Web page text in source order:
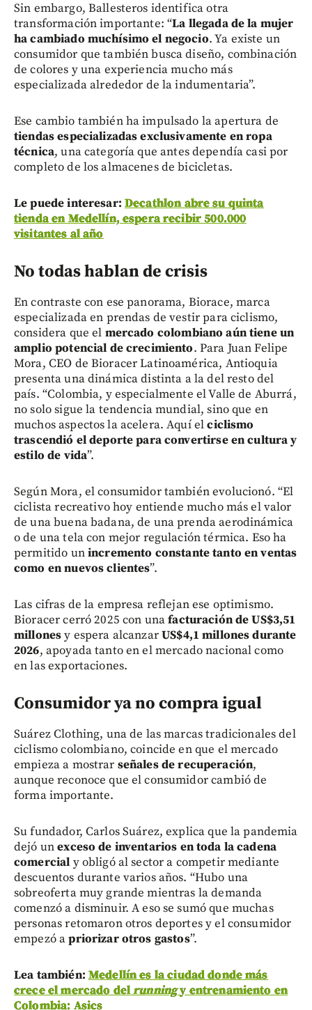
Sin embargo, Ballesteros identifica otra
transformación importante: “La llegada de la mujer
ha cambiado muchísimo el negocio. Ya existe un
consumidor que también busca diseño, combinación
de colores y una experiencia mucho más
especializada alrededor de la indumentaria”.
Ese cambio también ha impulsado la apertura de
tiendas especializadas exclusivamente en ropa
técnica, una categoría que antes dependía casi por
completo de los almacenes de bicicletas.
Le puede interesar: Decathlon abre su quinta
tienda en Medellín, espera recibir 500.000
visitantes al año
No todas hablan de crisis
En contraste con ese panorama, Biorace, marca
especializada en prendas de vestir para ciclismo,
considera que el mercado colombiano aún tiene un
amplio potencial de crecimiento. Para Juan Felipe
Mora, CEO de Bioracer Latinoamérica, Antioquia
presenta una dinámica distinta a la del resto del
país. “Colombia, y especialmente el Valle de Aburrá,
no solo sigue la tendencia mundial, sino que en
muchos aspectos la acelera. Aquí elciclismo
trascendió el deporte para convertirse en cultura y
estilo de vida”.
Según Mora, el consumidor también evolucionó. “El
ciclista recreativo hoy entiende mucho más el valor
de una buena badana, de una prenda aerodinámica
o de una tela con mejor regulación térmica. Eso ha
permitido unincremento constante tanto en ventas
como en nuevos clientes”.
Las cifras de la empresa reflejan ese optimismo.
Bioracer cerró 2025 con unafacturación de US$3,51
millonesy espera alcanzarUS$4,1 millones durante
2026, apoyada tanto en el mercado nacional como
en las exportaciones.
Consumidor ya no compra igual
Suárez Clothing, una de las marcas tradicionales del
ciclismo colombiano, coincide en que el mercado
empieza a mostrar señales de recuperación,
aunque reconoce que el consumidor cambió de
forma importante.
Su fundador, Carlos Suárez, explica que la pandemia
dejó unexceso de inventarios en toda la cadena
comercial y obligó al sector a competir mediante
descuentos durante varios años. “Hubo una
sobreoferta muy grande mientras la demanda
comenzó a disminuir. A eso se sumó que muchas
personas retomaron otros deportes y el consumidor
empezó apriorizar otros gastos”.
Lea también: Medellín es la ciudad donde más
crece el mercado delrunningy entrenamiento en
Colombia: Asics